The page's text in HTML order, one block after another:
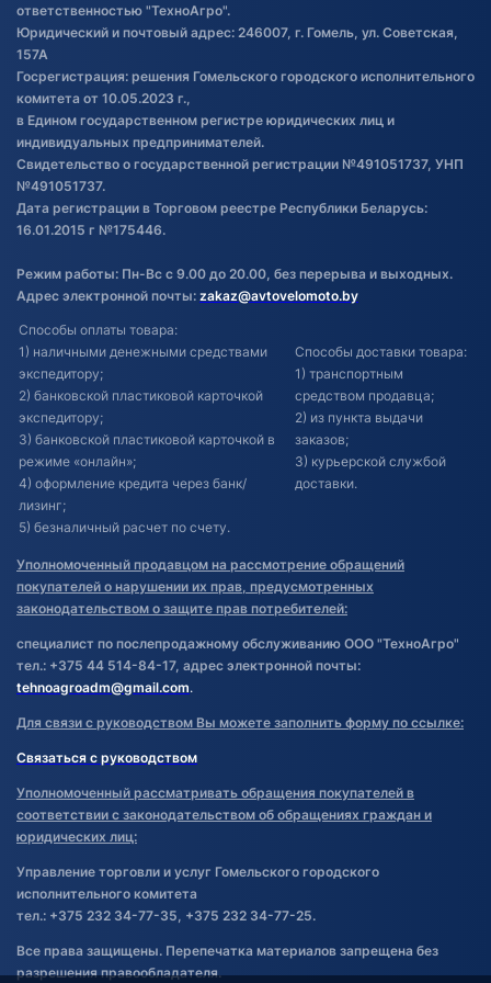
Обработка файлов cookie
Постановка транспорта на учет
Обновления в ЭПТС 2024
ответственностью "ТехноАгро".
Юридический и почтовый адрес: 246007, г. Гомель, ул. Советская,
157А
Госрегистрация: решения Гомельского городского исполнительного
комитета от 10.05.2023 г.,
в Едином государственном регистре юридических лиц и
индивидуальных предпринимателей.
Свидетельство о государственной регистрации №491051737, УНП
№491051737.
Дата регистрации в Торговом реестре Республики Беларусь:
16.01.2015 г №175446.
Режим работы: Пн-Вс с 9.00 до 20.00, без перерыва и выходных.
Адрес электронной почты: zakaz@avtovelomoto.by
Способы оплаты товара:
1) наличными денежными средствами
экспедитору;
2) банковской пластиковой карточкой
экспедитору;
3) банковской пластиковой карточкой в
режиме «онлайн»;
4) оформление кредита через банк/
лизинг;
5) безналичный расчет по счету.
Способы доставки товара:
1) транспортным
средством продавца;
2) из пункта выдачи
заказов;
3) курьерской службой
доставки.
Уполномоченный продавцом на рассмотрение обращений
покупателей о нарушении их прав, предусмотренных
законодательством о защите прав потребителей:
специалист по послепродажному обслуживанию ООО "ТехноАгро"
тел.: +375 44 514-84-17, адрес электронной почты:
tehnoagroadm@gmail.com.
Для связи с руководством Вы можете заполнить форму по ссылке:
Связаться с руководством
Уполномоченный рассматривать обращения покупателей в
соответствии с законодательством об обращениях граждан и
юридических лиц:
Управление торговли и услуг Гомельского городского
исполнительного комитета
тел.: +375 232 34-77-35, +375 232 34-77-25.
Все права защищены. Перепечатка материалов запрещена без
разрешения правообладателя.